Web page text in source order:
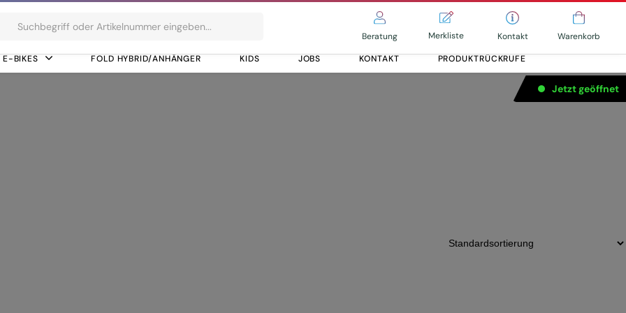
Beratung Merkliste Kontakt
Warenkorb
E-BIKES FOLD HYBRID/ANHÄNGER KIDS JOBS KONTAKT PRODUKTRÜCKRUFE
Jetzt geöffnet